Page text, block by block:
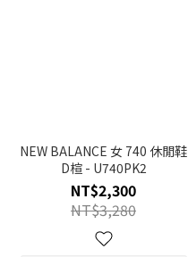
NEW BALANCE 女 740 休閒鞋
D楦 - U740PK2
NT$2,300
NT$3,280